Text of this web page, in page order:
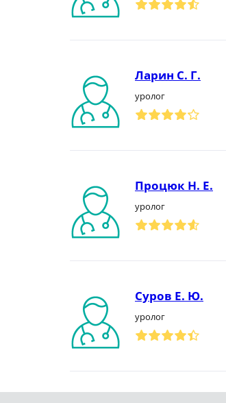
Ларин С. Г.
уролог
Процюк Н. Е.
уролог
Суров Е. Ю.
уролог